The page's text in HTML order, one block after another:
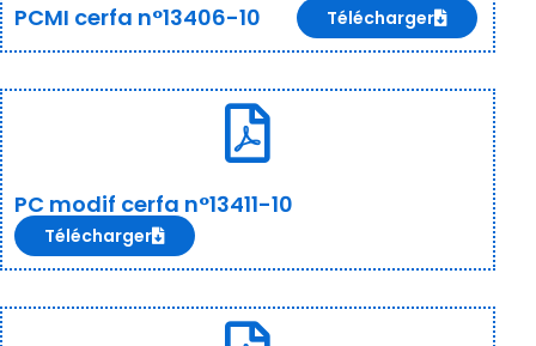
PCMI cerfa n°13406-10 Télécharger
PC modif cerfa n°13411-10
Télécharger